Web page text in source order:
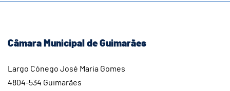
Câmara Municipal de Guimarães
Largo Cónego José Maria Gomes
4804-534 Guimarães